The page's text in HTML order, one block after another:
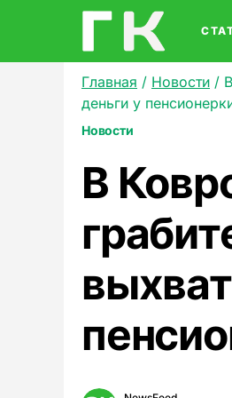
Главная / Новости /
деньги у
Новости
В